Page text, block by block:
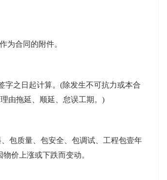
合同的附件。
之日起计算。(除发生不可抗力或本合
由拖延、顺延、怠误工期。)
包质量、包安全、包调试、工程包壹年
价上涨或下跌而变动。